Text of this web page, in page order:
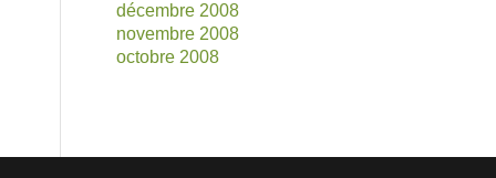
décembre 2008
novembre 2008
octobre 2008